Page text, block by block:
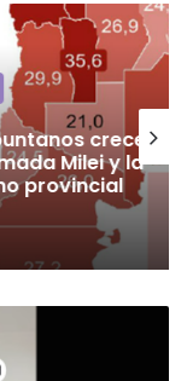
crece
Milei y la